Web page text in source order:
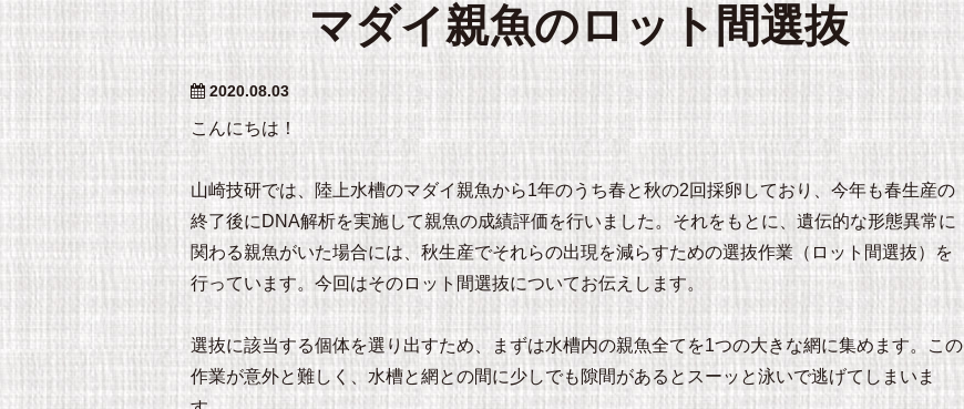
マダイ親魚のロット間選抜
2020.08.03
こんにちは！
山崎技研では、陸上水槽のマダイ親魚から1年のうち春と秋の2回採卵しており、今年も春生産の
終了後にDNA解析を実施して親魚の成績評価を行いました。それをもとに、遺伝的な形態異常に
関わる親魚がいた場合には、秋生産でそれらの出現を減らすための選抜作業（ロット間選抜）を
行っています。今回はそのロット間選抜についてお伝えします。
選抜に該当する個体を選り出すため、まずは水槽内の親魚全てを1つの大きな網に集めます。この
作業が意外と難しく、水槽と網との間に少しでも隙間があるとスーッと泳いで逃げてしまいま